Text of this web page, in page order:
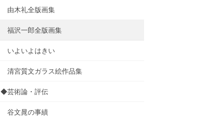
由木礼全版画集
福沢一郎全版画集
いよいよはきい
清宮質文ガラス絵作品集
◆芸術論・評伝
谷文晁の事績